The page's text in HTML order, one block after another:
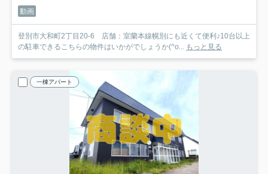
動画
登別市大和町2丁目20-6 店舗：室蘭本線幌別にも近くて便利♪10台以上
の駐車できるこちらの物件はいかがでしょうか(^o...
もっと見る
一棟アパート